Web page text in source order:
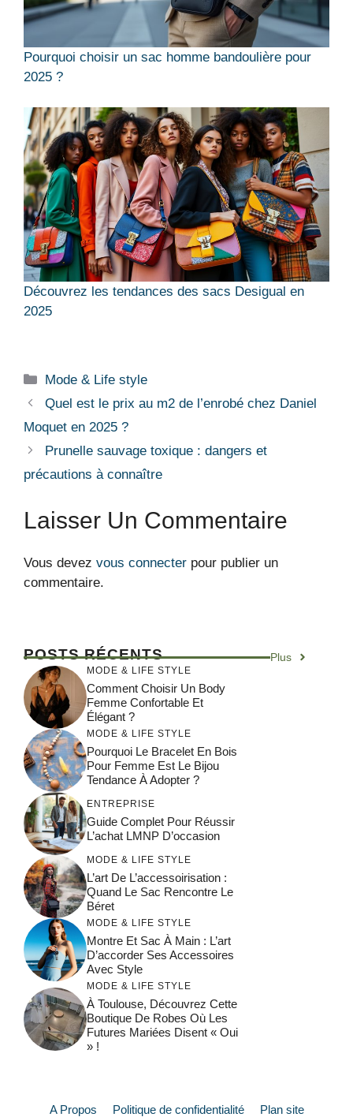
Pourquoi choisir un sac homme bandoulière pour
2025 ?
Découvrez les tendances des sacs Desigual en
2025
Catégories
Mode & Life style
Quel est le prix au m2 de l’enrobé chez Daniel
Moquet en 2025 ?
Prunelle sauvage toxique : dangers et
précautions à connaître
Laisser Un Commentaire
Vous devez vous connecter pour publier un
commentaire.
POSTS RÉCENTS Plus
MODE & LIFE STYLE
Comment Choisir Un Body
Femme Confortable Et
Élégant ?
MODE & LIFE STYLE
Pourquoi Le Bracelet En Bois
Pour Femme Est Le Bijou
Tendance À Adopter ?
ENTREPRISE
Guide Complet Pour Réussir
L’achat LMNP D’occasion
MODE & LIFE STYLE
L’art De L’accessoirisation :
Quand Le Sac Rencontre Le
Béret
MODE & LIFE STYLE
Montre Et Sac À Main : L’art
D’accorder Ses Accessoires
Avec Style
MODE & LIFE STYLE
À Toulouse, Découvrez Cette
Boutique De Robes Où Les
Futures Mariées Disent « Oui
» !
A Propos Politique de confidentialité Plan site